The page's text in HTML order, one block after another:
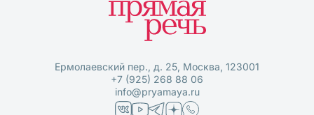
Ермолаевский пер., д. 25, Москва, 123001
+7 (925) 268 88 06
info@pryamaya.ru